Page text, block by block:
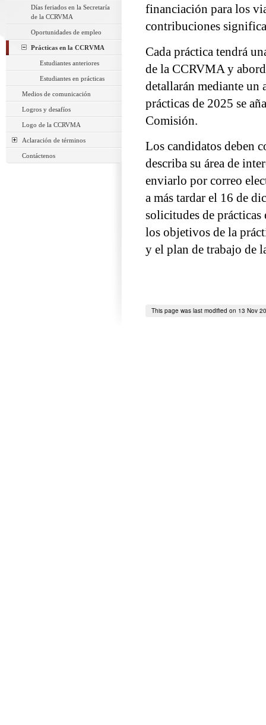
Días feriados en la Secretaría
de la CCRVMA
Oportunidades de empleo
Prácticas en la CCRVMA
Estudiantes anteriores
Estudiantes en prácticas
Medios de comunicación
Logros y desafíos
Logo de la CCRVMA
Aclaración de términos
Contáctenos
financiación para los
contribuciones
Cada práctica tendrá
de la CCRVMA y
detallarán mediante un
prácticas de 2025 se
Comisión.
Los candidatos deben
describa su área de
enviarlo por correo
a más tardar el 16 de
solicitudes de
los objetivos de la
y el plan de trabajo de
This page was last modified on 13 Nov